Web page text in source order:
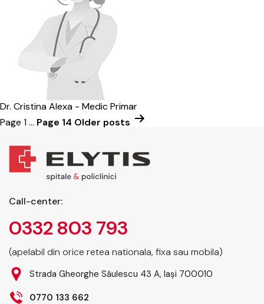
Dr. Cristina Alexa - Medic Primar
Paginație
articole
Page 1… Page 14 Older posts
Call-center:
0332 803 793
(apelabil din orice retea nationala, fixa sau mobila)
Strada Gheorghe Săulescu 43 A, Iași 700010
0770 133 662